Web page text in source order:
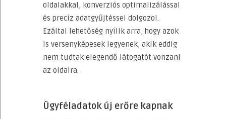
oldalakkal, konverziós optimalizálással
és precíz adatgyűjtéssel dolgozol.
Ezáltal lehetőség nyílik arra, hogy azok
is versenyképesek legyenek, akik eddig
nem tudtak elegendő látogatót vonzani
az oldalra.
Ügyféladatok új erőre kapnak